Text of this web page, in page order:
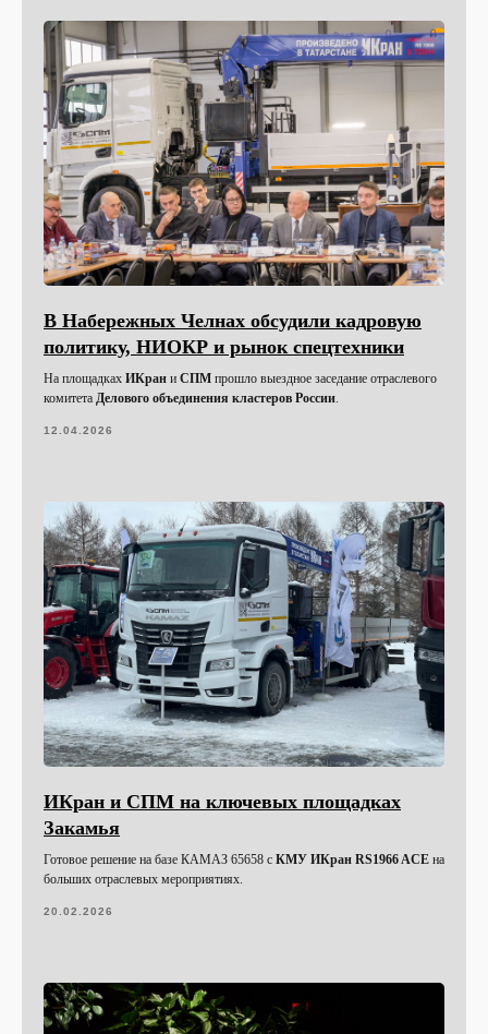
В Набережных Челнах обсудили кадровую
политику, НИОКР и рынок спецтехники
На площадках ИКран и СПМ прошло выездное заседание отраслевого
комитета Делового объединения кластеров России
12.04.2026
ИКран и СПМ на ключевых площадках
Закамья
Готовое решение на базе КАМАЗ 65658 с КМУ ИКран RS1966 ACE на
больших отраслевых мероприятиях.
20.02.2026